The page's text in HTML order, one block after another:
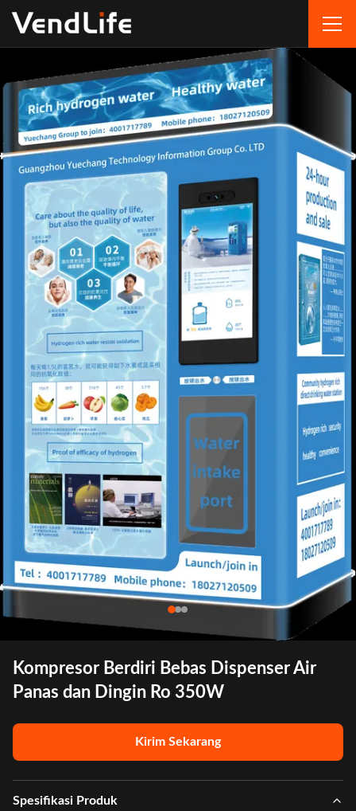
Kompresor Berdiri Bebas Dispenser Air
Panas dan Dingin Ro 350W
Kirim Sekarang
Spesifikasi Produk